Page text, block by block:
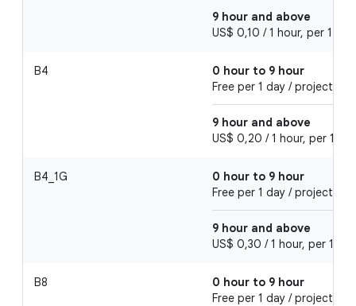
9 hour and above
US$ 0,10 / 1 hour, per 1
B4
0 hour to 9 hour
Free per 1 day / project
9 hour and above
US$ 0,20 / 1 hour, per 1
B4_1G
0 hour to 9 hour
Free per 1 day / project
9 hour and above
US$ 0,30 / 1 hour, per 1
B8
0 hour to 9 hour
Free per 1 day / project